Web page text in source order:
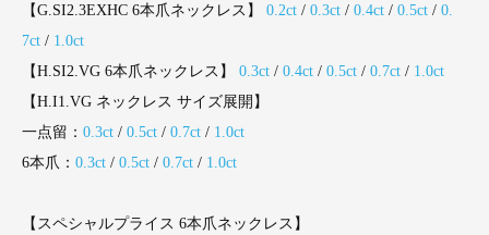
【G.SI2.3EXHC 6本爪ネックレス】 0.2ct / 0.3ct / 0.4ct / 0.5ct / 0.
7ct / 1.0ct
【H.SI2.VG 6本爪ネックレス】 0.3ct / 0.4ct / 0.5ct / 0.7ct / 1.0ct
【H.I1.VG ネックレス サイズ展開】
一点留： 0.3ct / 0.5ct / 0.7ct / 1.0ct
6本爪： 0.3ct / 0.5ct / 0.7ct / 1.0ct
【スペシャルプライス 6本爪ネックレス】